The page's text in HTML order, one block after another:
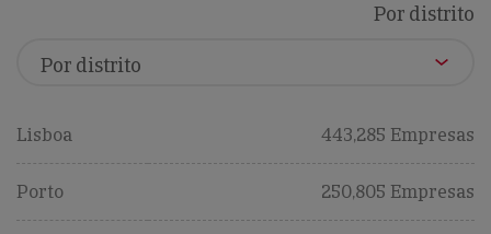
Por distrito
Lisboa 443,285 Empresas
Porto 250,805 Empresas